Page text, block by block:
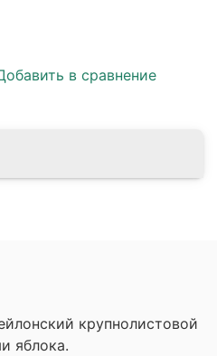
в сравнение
крупнолистовой
яблока.